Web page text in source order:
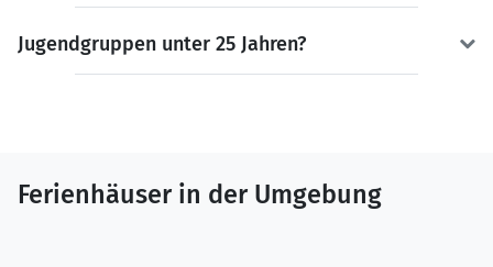
Jugendgruppen unter 25 Jahren?
Ferienhäuser in der Umgebung